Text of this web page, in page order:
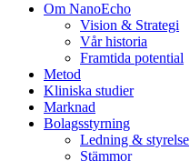
Om NanoEcho
Vision & Strategi
Vår historia
Framtida potential
Metod
Kliniska studier
Marknad
Bolagsstyrning
Ledning & styrelse
Stämmor